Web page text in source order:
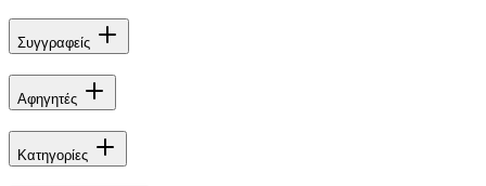
Συγγραφείς
Αφηγητές
Κατηγορίες